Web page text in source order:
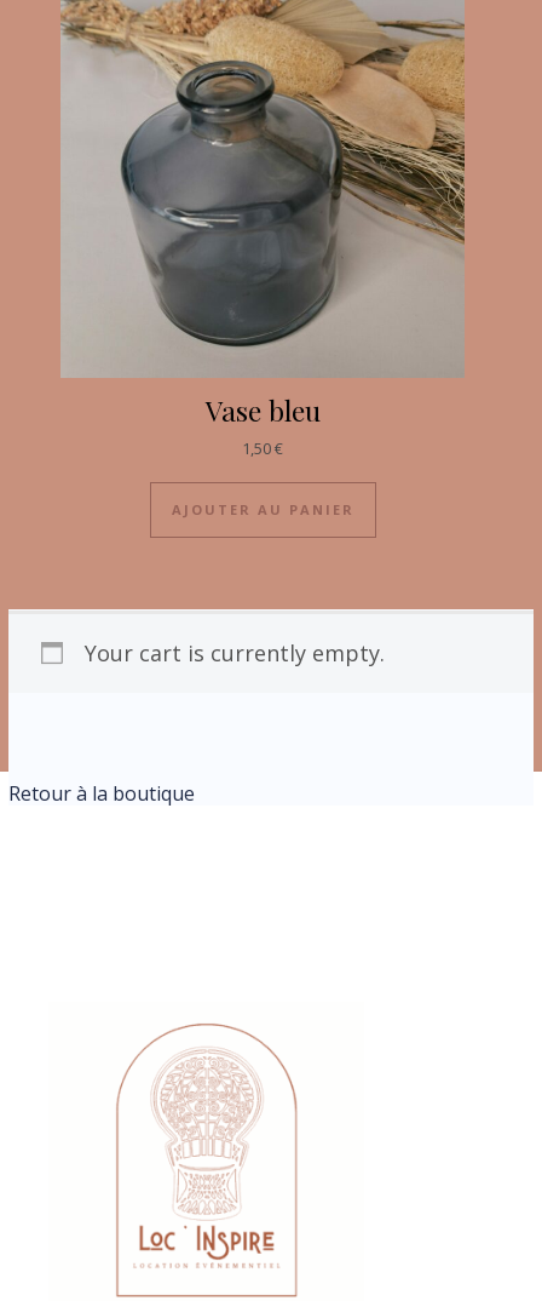
Vase bleu
1,50€
AJOUTER AU PANIER
Your cart is currently empty.
Retour à la boutique